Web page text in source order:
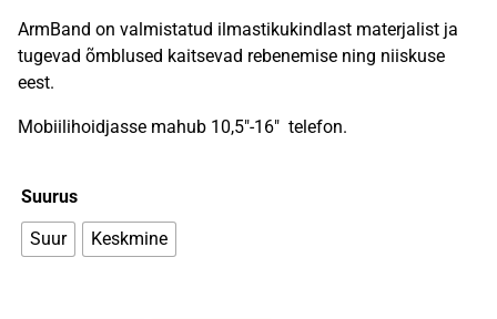
39,00 €.1,00 €.
ArmBand on valmistatud ilmastikukindlast materjalist ja
tugevad õmblused kaitsevad rebenemise ning niiskuse
eest.
Mobiilihoidjasse mahub 10,5″-16″ telefon.
Suurus
Suur Keskmine